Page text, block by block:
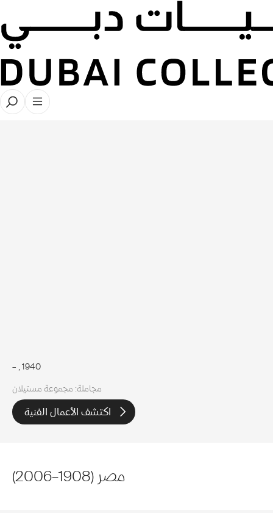
– , 1940
مجاملة: مجموعة مستيلان
اكتشف الأعمال الفنية
مصر (
1908
–
2006
)